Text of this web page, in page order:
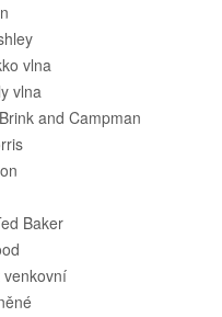
vlna
vlna
and Campman
Baker
venkovní